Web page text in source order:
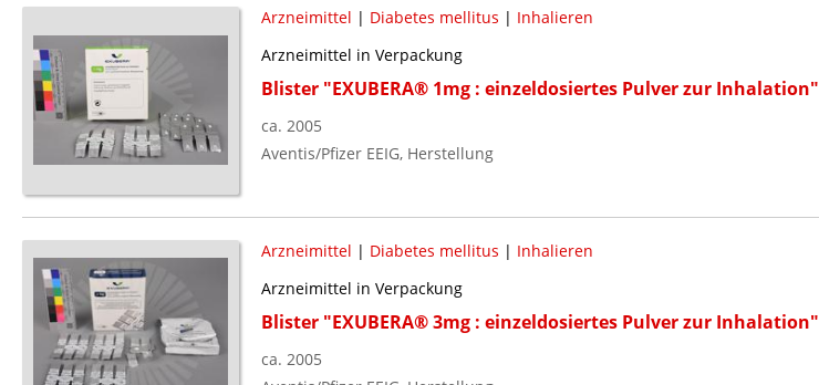
Arzneimittel | Diabetes mellitus | Inhalieren
Arzneimittel in Verpackung
Blister "EXUBERA® 1mg : einzeldosiertes Pulver zur Inhalation"
ca. 2005
Aventis/Pfizer EEIG, Herstellung
Arzneimittel | Diabetes mellitus | Inhalieren
Arzneimittel in Verpackung
Blister "EXUBERA® 3mg : einzeldosiertes Pulver zur Inhalation"
ca. 2005